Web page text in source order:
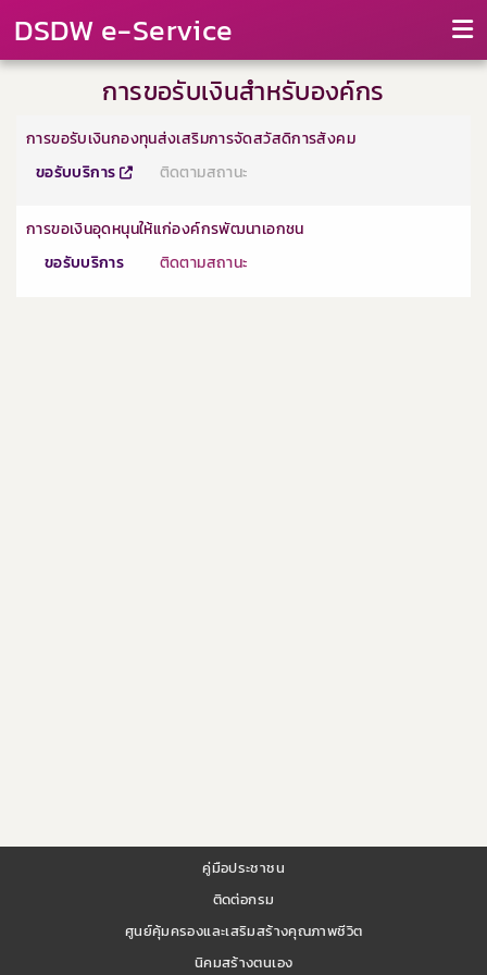
DSDW e-Service
การขอรับเงินสำหรับองค์กร
การขอรับเงินกองทุนส่งเสริมการจัดสวัสดิการสังคม
ขอรับบริการ ติดตามสถานะ
การขอเงินอุดหนุนให้แก่องค์กรพัฒนาเอกชน
ขอรับบริการ ติดตามสถานะ
คู่มือประชาชน
ติดต่อกรม
ศูนย์คุ้มครองและเสริมสร้างคุณภาพชีวิต
นิคมสร้างตนเอง